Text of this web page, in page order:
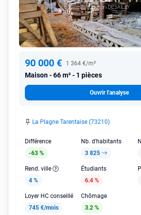
90 000 € 1 364 €/m²
Maison 66 m² - 1 pièces
Ouvrir l'analyse
La Plagne Tarentaise (73210)
Différence
-63 %
Nb. d'habitants
3 825
Rend. ville
4 %
Étudiants
6.4 %
Loyer HC conseillé
745 €/mois
Chômage
3.2 %